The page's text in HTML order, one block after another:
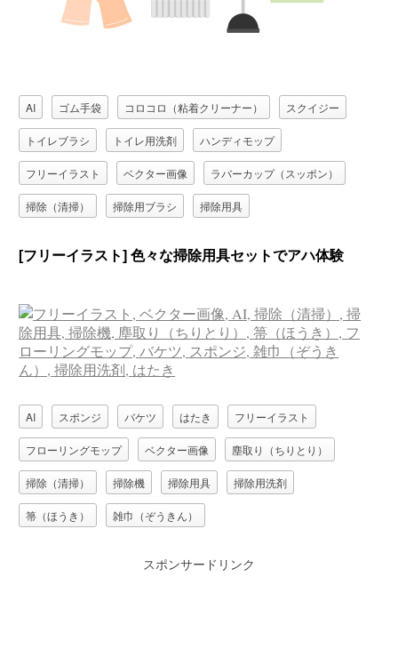
AI ゴム手袋 コロコロ（粘着クリーナー） スクイジー
トイレブラシ トイレ用洗剤 ハンディモップ
フリーイラスト ベクター画像 ラバーカップ（スッポン）
掃除（清掃） 掃除用ブラシ 掃除用具
[フリーイラスト] 色々な掃除用具セットでアハ体験
AI スポンジ バケツ はたき フリーイラスト
フローリングモップ ベクター画像 塵取り（ちりとり）
掃除（清掃） 掃除機 掃除用具 掃除用洗剤
箒（ほうき） 雑巾（ぞうきん）
スポンサードリンク